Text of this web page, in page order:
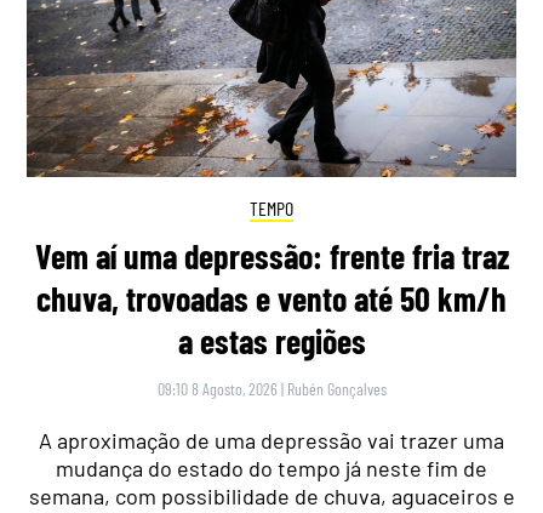
TEMPO
Vem aí uma depressão: frente fria traz
chuva, trovoadas e vento até 50 km/h
a estas regiões
09:10 8 Agosto, 2026 | Rubén Gonçalves
A aproximação de uma depressão vai trazer uma
mudança do estado do tempo já neste fim de
semana, com possibilidade de chuva, aguaceiros e